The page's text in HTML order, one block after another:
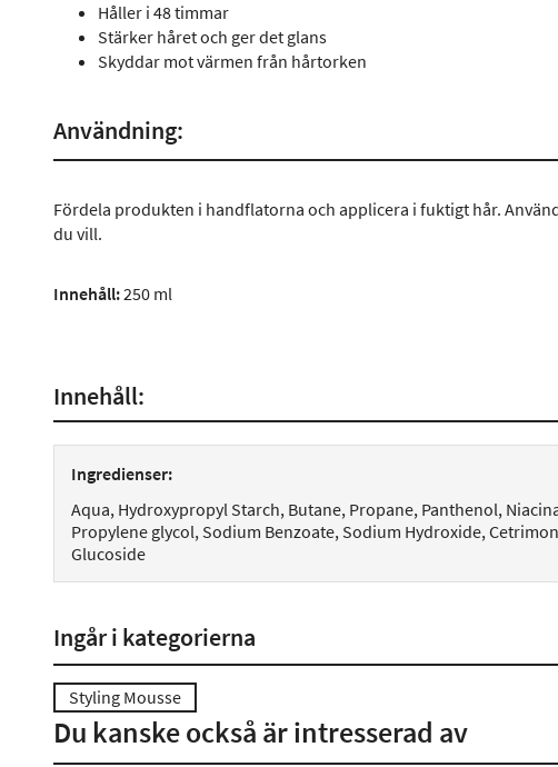
Håller i 48 timmar
Stärker håret och ger det glans
Skyddar mot värmen från hårtorken
Användning:
Fördela produkten i handflatorna och applicera i fuktigt hår.
du vill.
Innehåll:250 ml
Innehåll:
Ingredienser:
Aqua, Hydroxypropyl Starch, Butane, Propane, Panthenol,
Propylene glycol, Sodium Benzoate, Sodium Hydroxide,
Glucoside
Ingår i kategorierna
Styling Mousse
Du kanske också är intresserad av